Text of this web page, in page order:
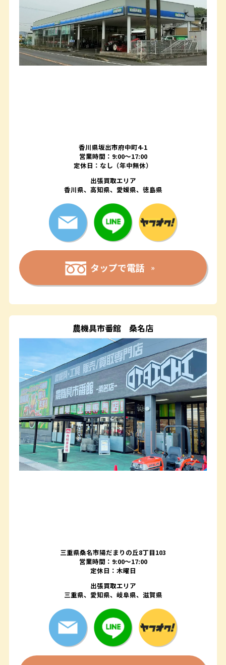
香川県坂出市府中町4-1
営業時間：9:00～17:00
定休日：なし（年中無休）
出張買取エリア
香川県、高知県、愛媛県、徳島県
タップで電話
農機具市番館 桑名店
三重県桑名市陽だまりの丘8丁目103
営業時間：9:00〜17:00
定休日：木曜日
出張買取エリア
三重県、愛知県、岐阜県、滋賀県